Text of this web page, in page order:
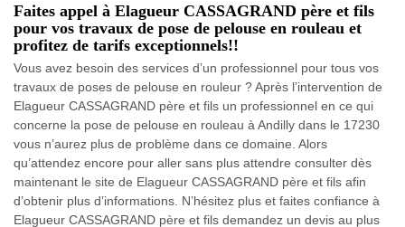
Faites appel à Elagueur CASSAGRAND père et fils
pour vos travaux de pose de pelouse en rouleau et
profitez de tarifs exceptionnels!!
Vous avez besoin des services d’un professionnel pour tous vos
travaux de poses de pelouse en rouleur ? Après l’intervention de
Elagueur CASSAGRAND père et fils un professionnel en ce qui
concerne la pose de pelouse en rouleau à Andilly dans le 17230
vous n’aurez plus de problème dans ce domaine. Alors
qu’attendez encore pour aller sans plus attendre consulter dès
maintenant le site de Elagueur CASSAGRAND père et fils afin
d’obtenir plus d’informations. N’hésitez plus et faites confiance à
Elagueur CASSAGRAND père et fils demandez un devis au plus